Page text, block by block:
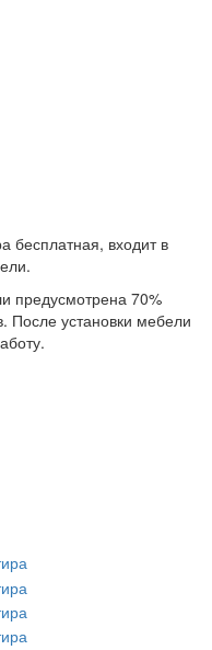
бесплатная, входит в
предусмотрена 70%
После установки мебели